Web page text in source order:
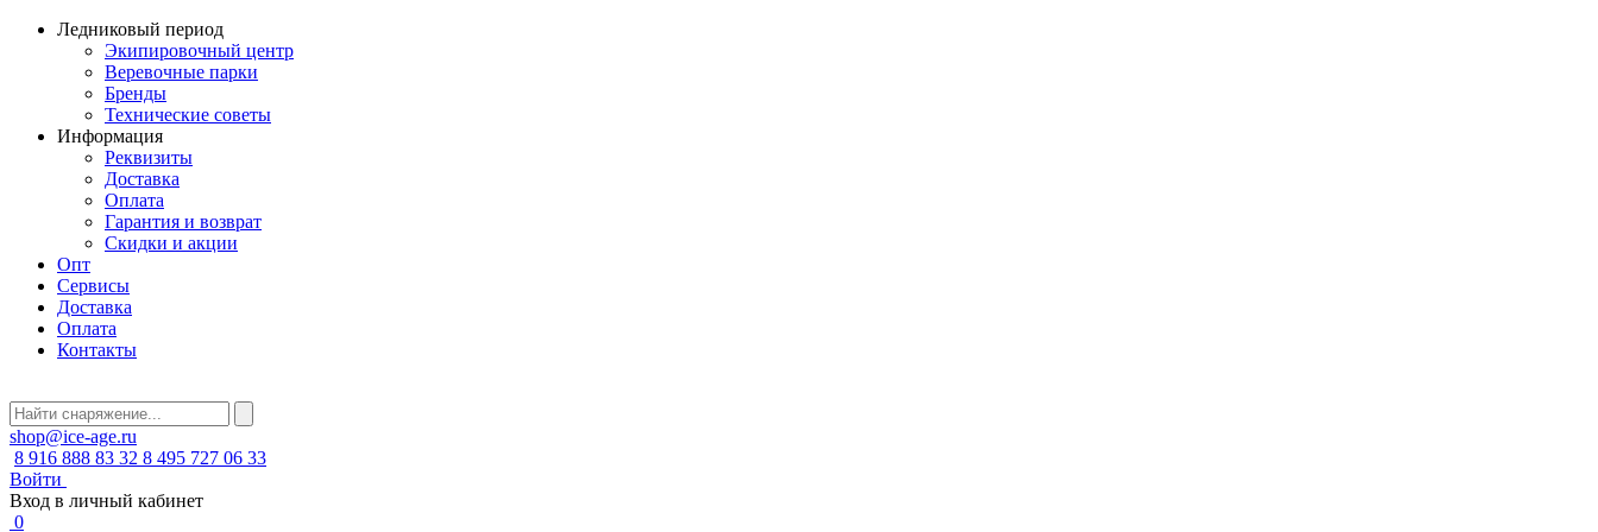
Ледниковый период
Экипировочный центр
Веревочные парки
Бренды
Технические советы
Информация
Реквизиты
Доставка
Оплата
Гарантия и возврат
Скидки и акции
Опт
Сервисы
Доставка
Оплата
Контакты
shop@ice-age.ru
8 916 888 83 32 8 495 727 06 33
Войти
Вход в личный кабинет
0